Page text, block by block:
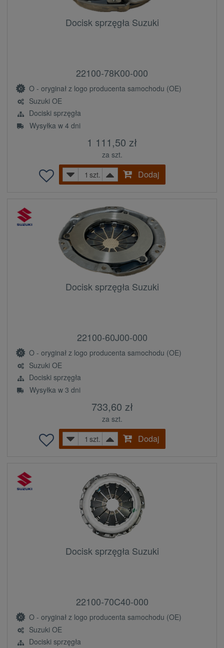
Docisk sprzęgła Suzuki
22100-78K00-000
O - oryginał z logo producenta samochodu (OE)
Suzuki OE
Dociski sprzęgła
Wysyłka w 4 dni
1 111,50 zł
za szt.
szt.
Dodaj
Docisk sprzęgła Suzuki
22100-60J00-000
O - oryginał z logo producenta samochodu (OE)
Suzuki OE
Dociski sprzęgła
Wysyłka w 3 dni
733,60 zł
za szt.
szt.
Dodaj
Docisk sprzęgła Suzuki
22100-70C40-000
O - oryginał z logo producenta samochodu (OE)
Suzuki OE
Dociski sprzęgła